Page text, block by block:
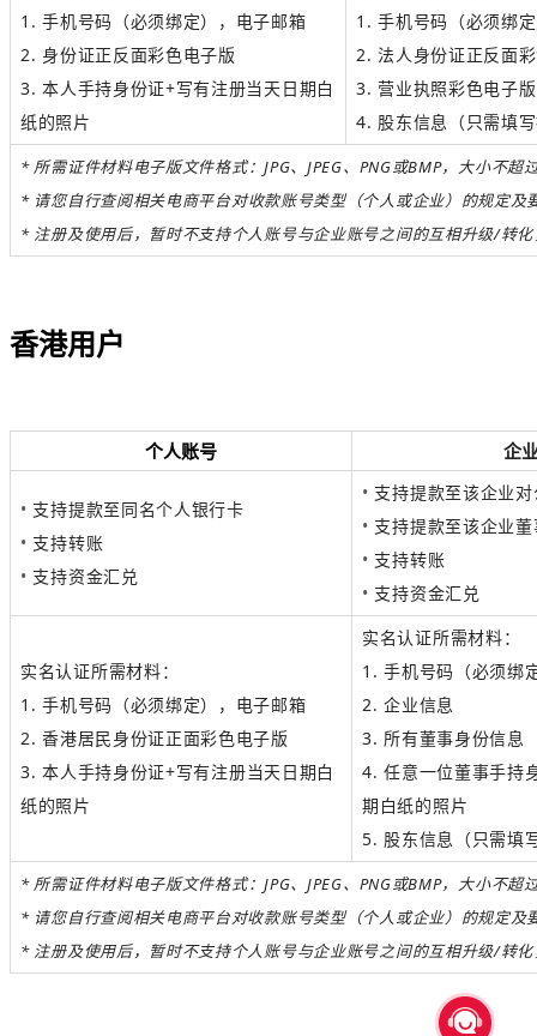
1. 手机号码（必须绑定），电子邮箱
2. 身份证正反面彩色电子版
3. 本人手持身份证+写有注册当天日期白
纸的照片
1. 手机号码（必须绑
2. 法人身份证正反面
3. 营业执照彩色电子版
4. 股东信息（只需填
*所需证件材料电子版文件格式：JPG、JPEG、PNG或BMP，大小不超
* 请您自行查阅相关电商平台对收款账号类型（个人或企业）的规定及
* 注册及使用后，暂时不支持个人账号与企业账号之间的互相升级/转
香港用户
个人账号 企
• 支持提款至同名个人银行卡
• 支持转账
• 支持资金汇兑
• 支持提款至该企业
• 支持提款至该企业
• 支持转账
• 支持资金汇兑
实名认证所需材料：
1. 手机号码（必须绑定），电子邮箱
2. 香港居民身份证正面彩色电子版
3.本人手持身份证+写有注册当天日期白
纸的照片
实名认证所需材料：
1. 手机号码（必须绑
2. 企业信息
3. 所有董事身份信息
4. 任意一位董事手持
期白纸的照片
5. 股东信息（只需填
*所需证件材料电子版文件格式：JPG、JPEG、PNG或BMP，大小不超
* 请您自行查阅相关电商平台对收款账号类型（个人或企业）的规定及
* 注册及使用后，暂时不支持个人账号与企业账号之间的互相升级/转